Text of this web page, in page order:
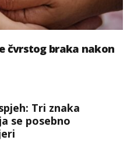
čvrstog braka nakon
Tri znaka
se posebno